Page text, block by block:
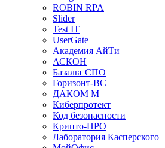
ROBIN RPA
Slider
Test IT
UserGate
Академия АйТи
АСКОН
Базальт СПО
Горизонт-ВС
ДАКОМ М
Киберпротект
Код безопасности
Крипто-ПРО
Лаборатория Касперского